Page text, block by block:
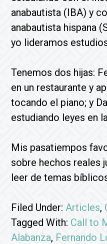
anabautista (IBA) y
anabautista hispana
yo lideramos
Tenemos dos hijas:
en un restaurante y
tocando el piano; y
estudiando leyes en
Mis pasatiempos
sobre hechos reales
leer de temas
Filed Under:Articles,
Tagged With: Call to
Alabanza, Fernando